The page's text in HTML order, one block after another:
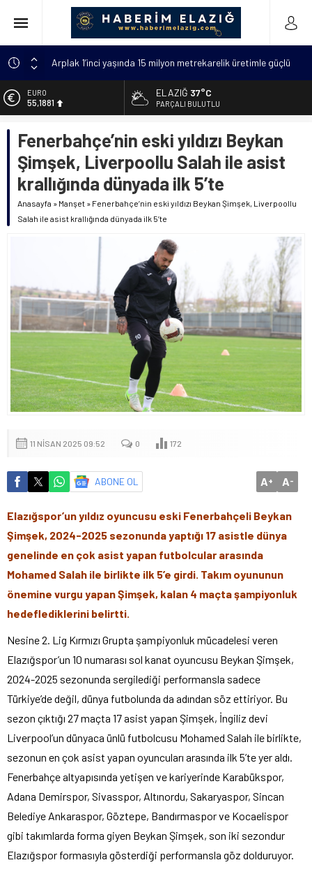
Arplak 1’inci yaşında 15 milyon metrekarelik üretimle güçlü
Elazığ’da çöp konteynerinde yeni doğmuş bebek bulundu
Meteorolojiden uyarı: “Hava sıcaklıkları mevsim
Metan gazından şehit olan asker sayısı 12’ye yükseldi
Kanser hastası annesi için 6 bin kilometre geldi: Tercüman
bulamadığı için Türkçe kursuna yazıldı
EURO
55,1881
6.660,55
BİST
13.779,39
47,7111
ELAZIĞ 37°C
PARÇALI BULUTLU
Fenerbahçe’nin eski yıldızı Beykan
Şimşek, Liverpoollu Salah ile asist
krallığında dünyada ilk 5’te
Anasayfa » Manşet » Fenerbahçe’nin eski yıldızı Beykan Şimşek, Liverpoollu
Salah ile asist krallığında dünyada ilk 5’te
11 NISAN 2025 09:52 0 172
ABONE OL A+ A-
Elazığspor’un yıldız oyuncusu eski Fenerbahçeli Beykan
Şimşek, 2024-2025 sezonunda yaptığı 17 asistle dünya
genelinde en çok asist yapan futbolcular arasında
Mohamed Salah ile birlikte ilk 5’e girdi. Takım oyununun
önemine vurgu yapan Şimşek, kalan 4 maçta şampiyonluk
hedeflediklerini belirtti.
Nesine 2. Lig Kırmızı Grupta şampiyonluk mücadelesi veren
Elazığspor’un 10 numarası sol kanat oyuncusu Beykan Şimşek,
2024-2025 sezonunda sergilediği performansla sadece
Türkiye’de değil, dünya futbolunda da adından söz ettiriyor. Bu
sezon çıktığı 27 maçta 17 asist yapan Şimşek, İngiliz devi
Liverpool’un dünyaca ünlü futbolcusu Mohamed Salah ile birlikte,
sezonun en çok asist yapan oyuncuları arasında ilk 5’te yer aldı.
Fenerbahçe altyapısında yetişen ve kariyerinde Karabükspor,
Adana Demirspor, Sivasspor, Altınordu, Sakaryaspor, Sincan
Belediye Ankaraspor, Göztepe, Bandırmaspor ve Kocaelispor
gibi takımlarda forma giyen Beykan Şimşek, son iki sezondur
Elazığspor formasıyla gösterdiği performansla göz dolduruyor.